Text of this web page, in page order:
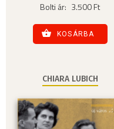
Bolti ár: 3.500 Ft
KOSÁRBA
CHIARA LUBICH